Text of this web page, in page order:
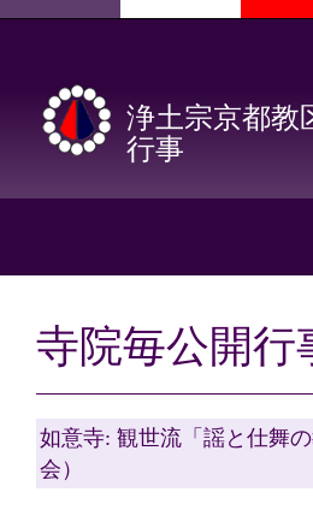
浄土宗京都教
行事
寺院毎公開行
如意寺: 観世流「謡と仕舞
会）